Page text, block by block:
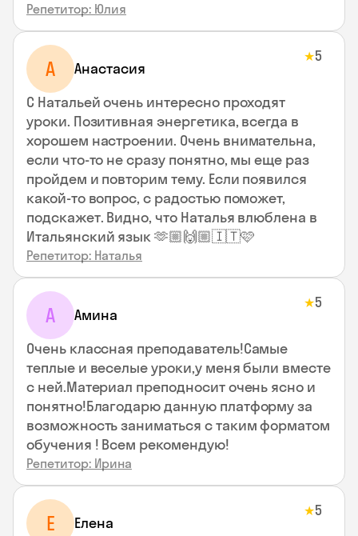
Репетитор: Юлия
А Анастасия
★5
С Натальей очень интересно проходят
уроки. Позитивная энергетика, всегда в
хорошем настроении. Очень внимательна,
если что-то не сразу понятно, мы еще раз
пройдем и повторим тему. Если появился
какой-то вопрос, с радостью поможет,
подскажет. Видно, что Наталья влюблена в
Итальянский язык 🫶🏼🙌🏼🇮🇹🩷
Репетитор: Наталья
А Амина
★5
Очень классная преподаватель!Самые
теплые и веселые уроки,у меня были вместе
с ней.Материал преподносит очень ясно и
понятно!Благодарю данную платформу за
возможность заниматься с таким форматом
обучения ! Всем рекомендую!
Репетитор: Ирина
Е Елена
★5